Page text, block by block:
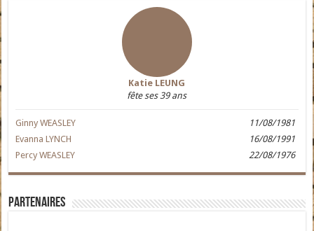
Katie LEUNG
fête ses 39 ans
Ginny WEASLEY
11/08/1981
Evanna LYNCH
16/08/1991
Percy WEASLEY
22/08/1976
Partenaires